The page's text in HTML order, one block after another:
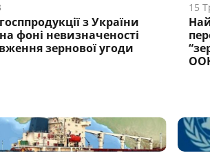
з України
фоні невизначеності
зернової угоди
15